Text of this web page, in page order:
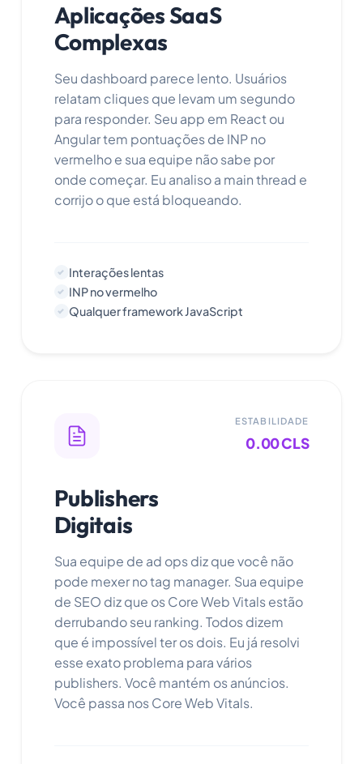
Aplicações SaaS
Complexas
Seu dashboard parece lento. Usuários
relatam cliques que levam um segundo
para responder. Seu app em React ou
Angular tem pontuações de INP no
vermelho e sua equipe não sabe por
onde começar. Eu analiso a main thread e
corrijo o que está bloqueando.
Interações lentas
INP no vermelho
Qualquer framework JavaScript
ESTABILIDADE
0.00 CLS
Publishers
Digitais
Sua equipe de ad ops diz que você não
pode mexer no tag manager. Sua equipe
de SEO diz que os Core Web Vitals estão
derrubando seu ranking. Todos dizem
que é impossível ter os dois. Eu já resolvi
esse exato problema para vários
publishers. Você mantém os anúncios.
Você passa nos Core Web Vitals.